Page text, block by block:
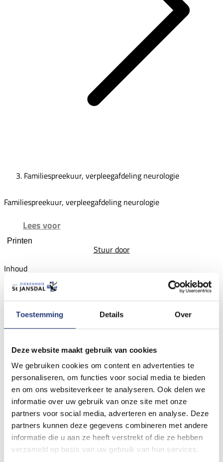
Toestemming Details Over
Deze website maakt gebruik van cookies
We gebruiken cookies om content en advertenties te
personaliseren, om functies voor social media te bieden
en om ons websiteverkeer te analyseren. Ook delen we
informatie over uw gebruik van onze site met onze
partners voor social media, adverteren en analyse. Deze
partners kunnen deze gegevens combineren met andere
informatie die u aan ze heeft verstrekt of die ze hebben
verzameld op basis van uw gebruik van hun services.
Familiespreekuur, verpleegafdeling neurologie
Familiespreekuur, verpleegafdeling neurologie
Lees voor
Printen
Stuur door
Inhoud
Informatievoorziening
Informatievoorziening
Uw familielid of naaste is bij ons opgenomen op de afdeling
neurologie. We begrijpen dat dit een onzekere tijd voor u is.
Daarom geven wij u en uw naaste graag goede informatie. U
kunt denken aan het behandelplan en hoe het gaat met de
behandeling.
Kort na de opname krijgt u een afspraak voor een